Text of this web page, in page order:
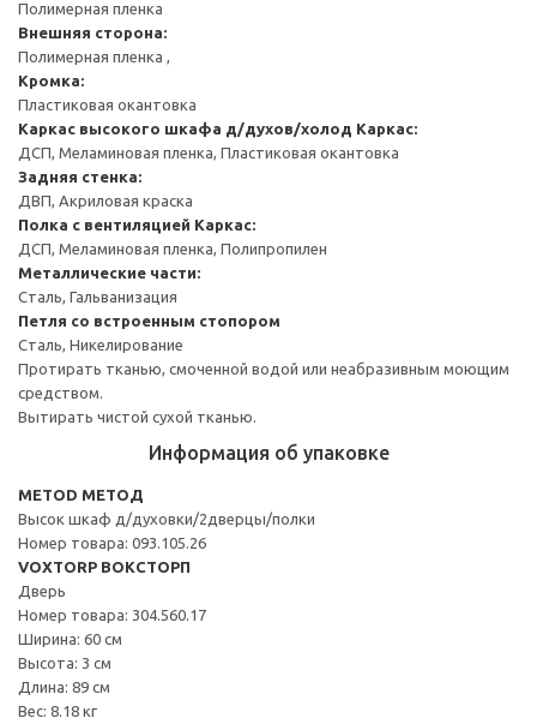
Полимерная пленка
Внешняя сторона:
Полимерная пленка ,
Кромка:
Пластиковая окантовка
Каркас высокого шкафа д/духов/холод Каркас:
ДСП, Меламиновая пленка, Пластиковая окантовка
Задняя стенка:
ДВП, Акриловая краска
Полка с вентиляцией Каркас:
ДСП, Меламиновая пленка, Полипропилен
Металлические части:
Сталь, Гальванизация
Петля со встроенным стопором
Сталь, Никелирование
Протирать тканью, смоченной водой или неабразивным моющим
средством.
Вытирать чистой сухой тканью.
Информация об упаковке
METOD МЕТОД
Высок шкаф д/духовки/2дверцы/полки
Номер товара: 093.105.26
VOXTORP ВОКСТОРП
Дверь
Номер товара: 304.560.17
Ширина: 60 см
Высота: 3 см
Длина: 89 см
Вес: 8.18 кг